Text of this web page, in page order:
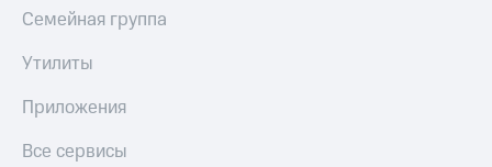
Семейная группа
Утилиты
Приложения
Все сервисы